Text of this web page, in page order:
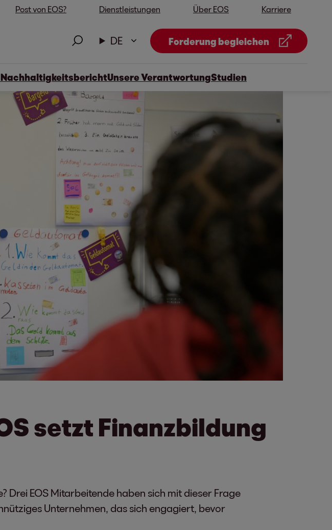
Post von EOS? Dienstleistungen Über EOS Karriere
DE Forderung begleichen
Unsere VerantwortungStudien
setzt Finanzbildung
EOS Mitarbeitende haben sich mit dieser Frage
Unternehmen, das sich engagiert, bevor